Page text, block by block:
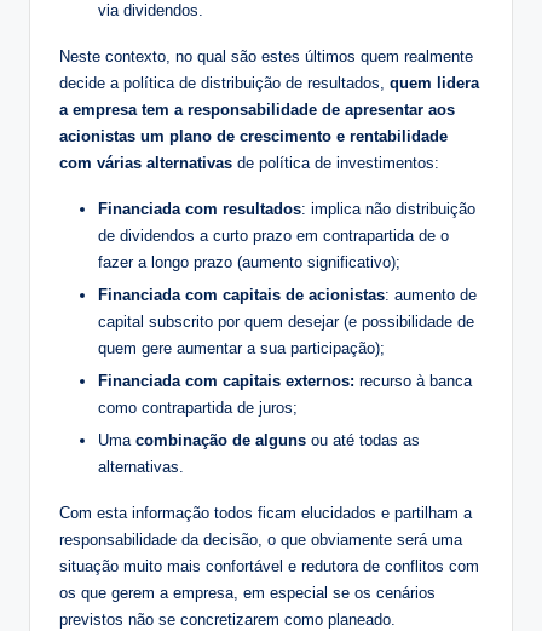
via dividendos.
Neste contexto, no qual são estes últimos quem realmente
decide a política de distribuição de resultados, quem lidera
a empresa tem a responsabilidade de apresentar aos
acionistas um plano de crescimento e rentabilidade
com várias alternativas de política de investimentos:
Financiada com resultados: implica não distribuição
de dividendos a curto prazo em contrapartida de o
fazer a longo prazo (aumento significativo);
Financiada com capitais de acionistas: aumento de
capital subscrito por quem desejar (e possibilidade de
quem gere aumentar a sua participação);
Financiada com capitais externos: recurso à banca
como contrapartida de juros;
Umacombinação de alguns ou até todas as
alternativas.
Com esta informação todos ficam elucidados e partilham a
responsabilidade da decisão, o que obviamente será uma
situação muito mais confortável e redutora de conflitos com
os que gerem a empresa, em especial se os cenários
previstos não se concretizarem como planeado.